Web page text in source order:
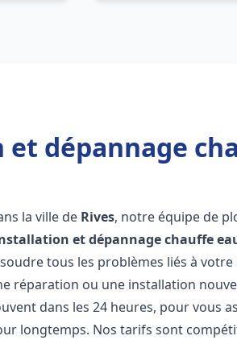
dépannage
la ville de Rives, notre équipe de
et dépannage chauffe
tous les problèmes liés à
réparation ou une installation
dans les 24 heures, pour vous
longtemps. Nos tarifs sont